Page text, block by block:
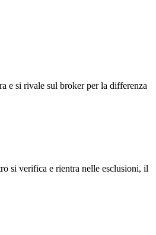
e si rivale sul broker per la differenza
si verifica e rientra nelle esclusioni, il